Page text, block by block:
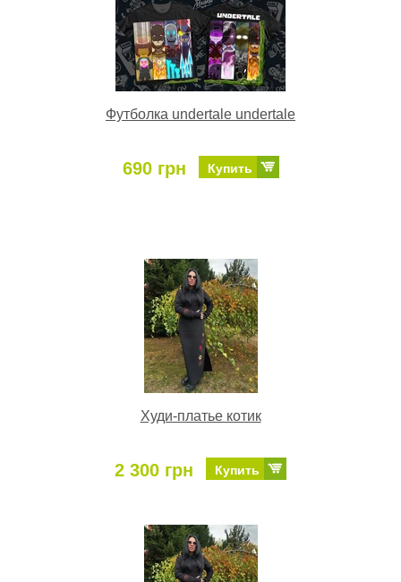
Футболка undertale undertale
690 грн Купить
Худи-платье котик
2 300 грн Купить